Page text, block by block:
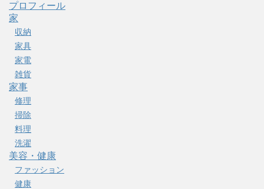
プロフィール
家
収納
家具
家電
雑貨
家事
修理
掃除
料理
洗濯
美容・健康
ファッション
健康